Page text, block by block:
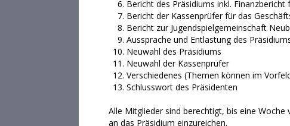
Bericht des Präsidiums inkl.
Bericht der Kassenprüfer für das
Bericht zur Jugendspielgemeinschaft
Aussprache und Entlastung des
Neuwahl des Präsidiums
Neuwahl der Kassenprüfer
Verschiedenes (Themen können im
Schlusswort des Präsidenten
Alle Mitglieder sind berechtigt, bis eine
an das Präsidium einzureichen.